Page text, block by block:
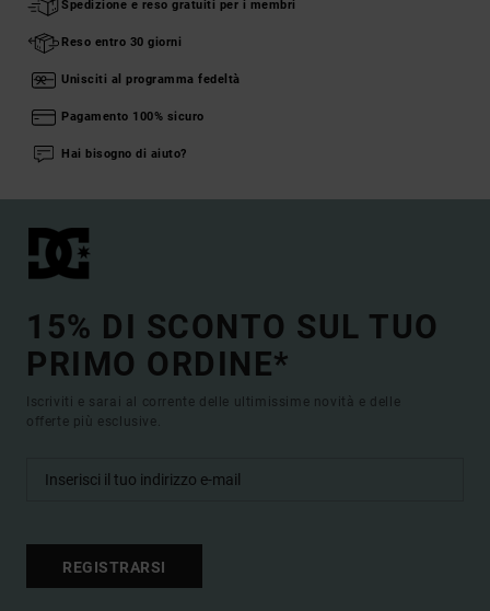
Spedizione e reso gratuiti per i membri
Reso entro 30 giorni
Unisciti al programma fedeltà
Pagamento 100% sicuro
Hai bisogno di aiuto?
15% DI SCONTO SUL TUO
PRIMO ORDINE*
Iscriviti e sarai al corrente delle ultimissime novità e delle
offerte più esclusive.
REGISTRARSI